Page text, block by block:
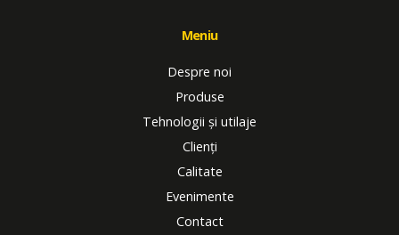
Meniu
Despre noi
Produse
Tehnologii și utilaje
Clienți
Calitate
Evenimente
Contact